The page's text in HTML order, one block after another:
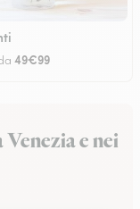
49€99
e nei